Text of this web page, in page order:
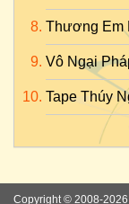
Thương Em
Vô Ngại
Tape Thúy
Copyright © 2008-